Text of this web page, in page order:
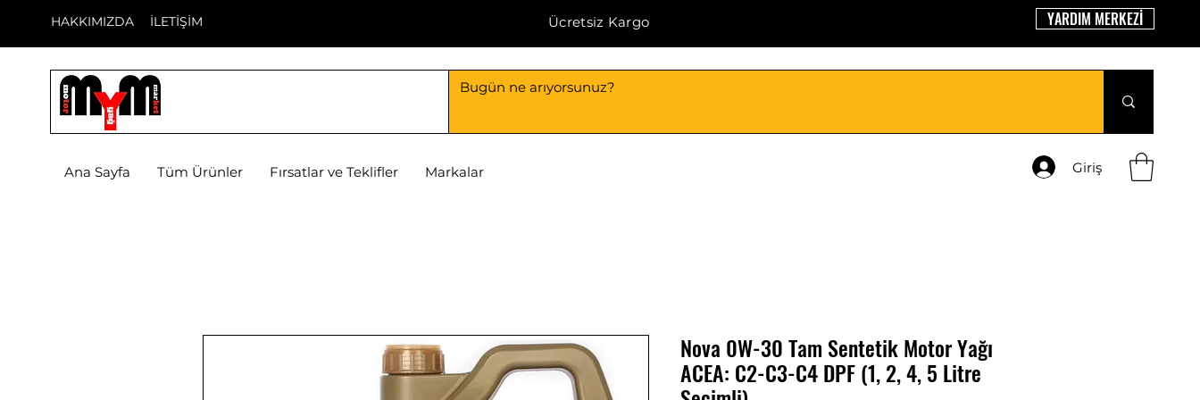
HAKKIMIZDA İLETİŞİM Ücretsiz Kargo YARDIM MERKEZİ
Ana Sayfa Tüm Ürünler Fırsatlar ve Teklifler Markalar Giriş
Nova 0W-30 Tam Sentetik Motor Yağı
ACEA: C2-C3-C4 DPF (1, 2, 4, 5 Litre